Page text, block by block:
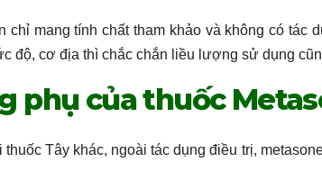
chỉ mang tính chất tham khảo và không có tác
độ, cơ địa thì chắc chắn liều lượng sử dụng
phụ của thuốc
Tây khác, ngoài tác dụng điều trị,